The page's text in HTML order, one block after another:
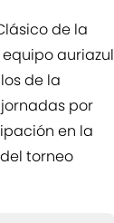
de la
auriazul
de la
por
en la
torneo